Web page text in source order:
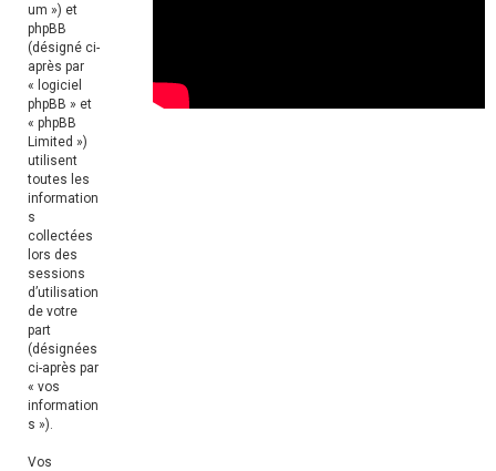
um ») et
phpBB
(désigné ci-
après par
« logiciel
phpBB » et
« phpBB
Limited »)
utilisent
toutes les
information
s
collectées
lors des
sessions
d’utilisation
de votre
part
(désignées
ci-après par
« vos
information
s »).
Vos